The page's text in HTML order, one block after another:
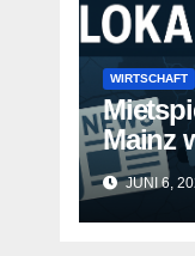
WIRTSCHAFT
Mainz
teurer
JUNI 6,